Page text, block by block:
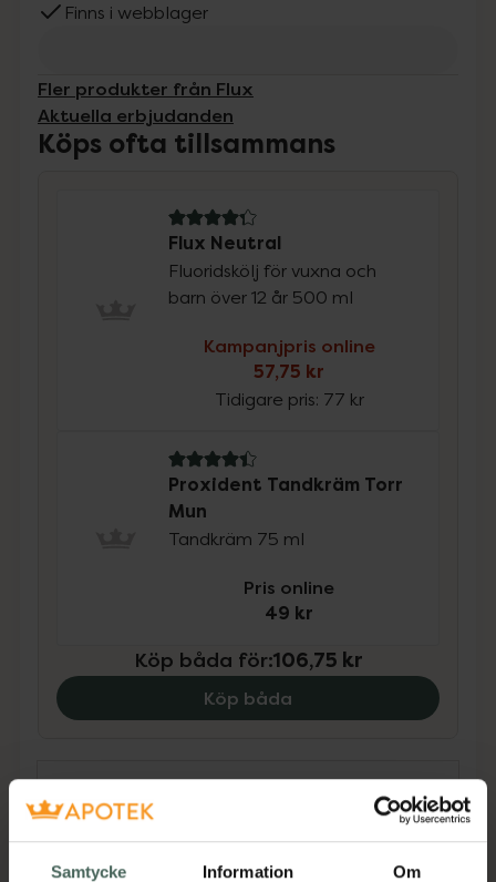
Samtycke Information Om
Finns i webblager
Fler produkter från Flux
Aktuella erbjudanden
Köps ofta tillsammans
4.3 av 5 i omdöme
Flux Neutral
Fluoridskölj för vuxna och
barn över 12 år 500 ml
Kampanjpris online
57,75 kr
Tidigare pris: 77 kr
4.4 av 5 i omdöme
Proxident Tandkräm Torr
Mun
Tandkräm 75 ml
Pris online
49 kr
Köp båda för:106,75 kr
Köp båda
Dölj